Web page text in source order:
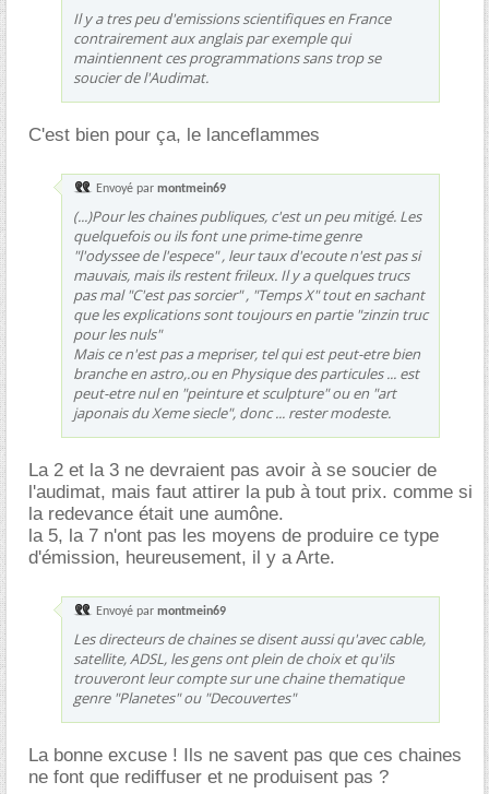
Il y a tres peu d'emissions scientifiques en France
contrairement aux anglais par exemple qui
maintiennent ces programmations sans trop se
soucier de l'Audimat.
C'est bien pour ça, le lanceflammes
Envoyé par montmein69
(...)Pour les chaines publiques, c'est un peu mitigé. Les
quelquefois ou ils font une prime-time genre
"l'odyssee de l'espece" , leur taux d'ecoute n'est pas si
mauvais, mais ils restent frileux. Il y a quelques trucs
pas mal "C'est pas sorcier" , "Temps X" tout en sachant
que les explications sont toujours en partie "zinzin truc
pour les nuls"
Mais ce n'est pas a mepriser, tel qui est peut-etre bien
branche en astro,.ou en Physique des particules ... est
peut-etre nul en "peinture et sculpture" ou en "art
japonais du Xeme siecle", donc ... rester modeste.
La 2 et la 3 ne devraient pas avoir à se soucier de
l'audimat, mais faut attirer la pub à tout prix. comme si
la redevance était une aumône.
la 5, la 7 n'ont pas les moyens de produire ce type
d'émission, heureusement, il y a Arte.
Envoyé par montmein69
Les directeurs de chaines se disent aussi qu'avec cable,
satellite, ADSL, les gens ont plein de choix et qu'ils
trouveront leur compte sur une chaine thematique
genre "Planetes" ou "Decouvertes"
La bonne excuse ! Ils ne savent pas que ces chaines
ne font que rediffuser et ne produisent pas ?